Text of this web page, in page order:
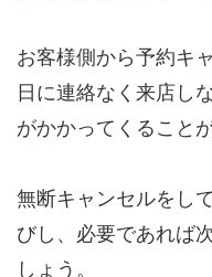
お客様側から予約キ
日に連絡なく来店し
がかかってくること
無断キャンセルをし
びし、必要であれば
しょう。